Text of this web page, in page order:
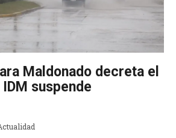
Maldonado decreta el
suspende